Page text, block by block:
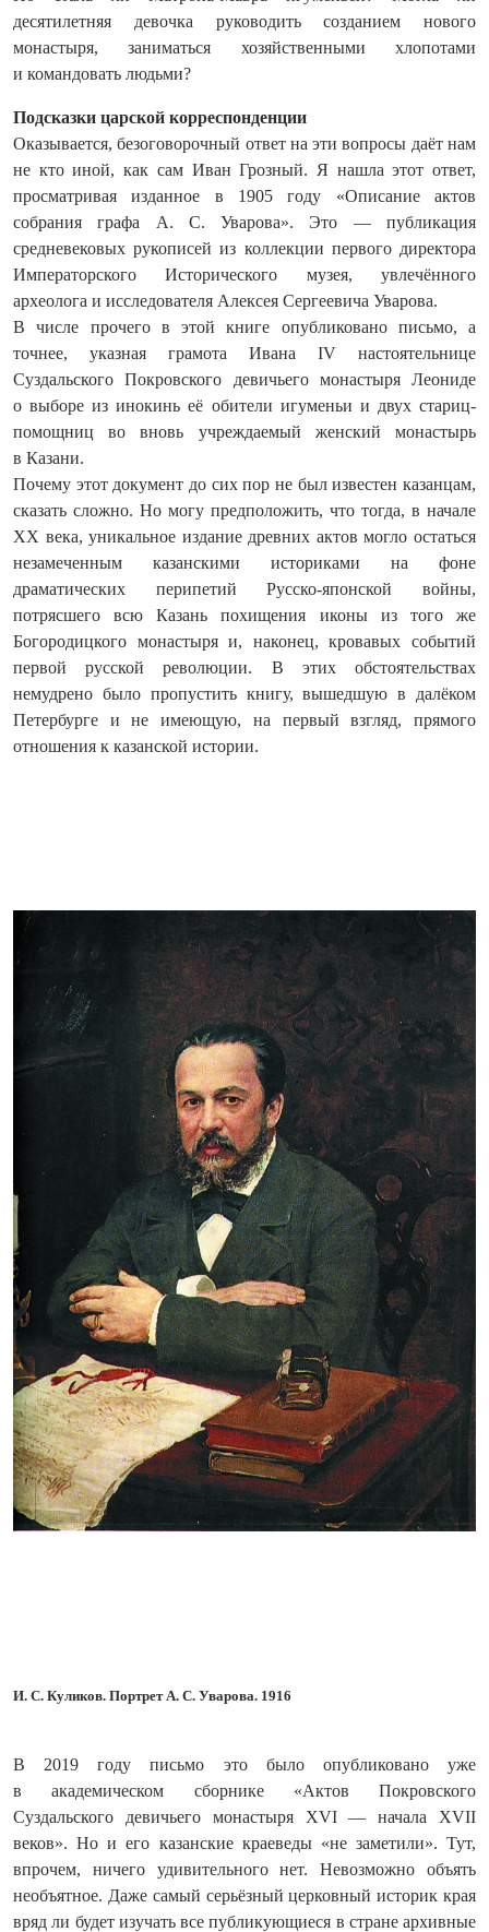
десятилетняя девочка руководить созданием нового
монастыря, заниматься хозяйственными хлопотами
и командовать людьми?
Подсказки царской корреспонденции
Оказывается, безоговорочный ответ на эти вопросы даёт нам
не кто иной, как сам Иван Грозный. Я нашла этот ответ,
просматривая изданное в 1905 году «Описание актов
собрания графа А. С. Уварова». Это — публикация
средневековых рукописей из коллекции первого директора
Императорского Исторического музея, увлечённого
археолога и исследователя Алексея Сергеевича Уварова.
В числе прочего в этой книге опубликовано письмо, а
точнее, указная грамота Ивана IV настоятельнице
Суздальского Покровского девичьего монастыря Леониде
о выборе из инокинь её обители игуменьи и двух стариц-
помощниц во вновь учреждаемый женский монастырь
в Казани.
Почему этот документ до сих пор не был известен казанцам,
сказать сложно. Но могу предположить, что тогда, в начале
XX века, уникальное издание древних актов могло остаться
незамеченным казанскими историками на фоне
драматических перипетий Русско‑японской войны,
потрясшего всю Казань похищения иконы из того же
Богородицкого монастыря и, наконец, кровавых событий
первой русской революции. В этих обстоятельствах
немудрено было пропустить книгу, вышедшую в далёком
Петербурге и не имеющую, на первый взгляд, прямого
отношения к казанской истории.
И. С. Куликов. Портрет А. С. Уварова. 1916
В 2019 году письмо это было опубликовано уже
в академическом сборнике «Актов Покровского
Суздальского девичьего монастыря XVI — начала XVII
веков». Но и его казанские краеведы «не заметили». Тут,
впрочем, ничего удивительного нет. Невозможно объять
необъятное. Даже самый серьёзный церковный историк края
вряд ли будет изучать все пуб­ликующиеся в стране архивные